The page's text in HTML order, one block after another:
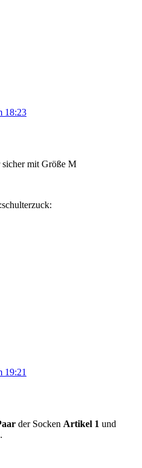
18:23
mit Größe M
19:21
der Socken Artikel 1 und
.